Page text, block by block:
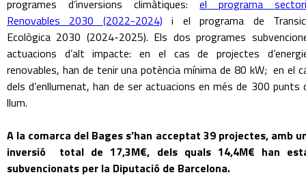
programes d’inversions climàtiques: el programa
Renovables 2030 (2022-2024) i el programa de
Ecològica 2030 (2024-2025). Els dos programes
actuacions d’alt impacte: en el cas de projectes
renovables, han de tenir una potència mínima de 80 kW; en el
dels d’enllumenat, han de ser actuacions en més de 300 punts
llum.
A la comarca del Bages s’han acceptat 39 projectes, amb
inversió total de 17,3M€, dels quals 14,4M€ han
subvencionats per la Diputació de Barcelona.